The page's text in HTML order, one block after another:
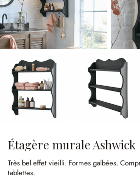
Étagère murale Ashwick
Très bel effet vieilli. Formes galbées.
tablettes.